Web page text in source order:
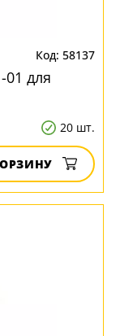
58137
01 для
20 шт.